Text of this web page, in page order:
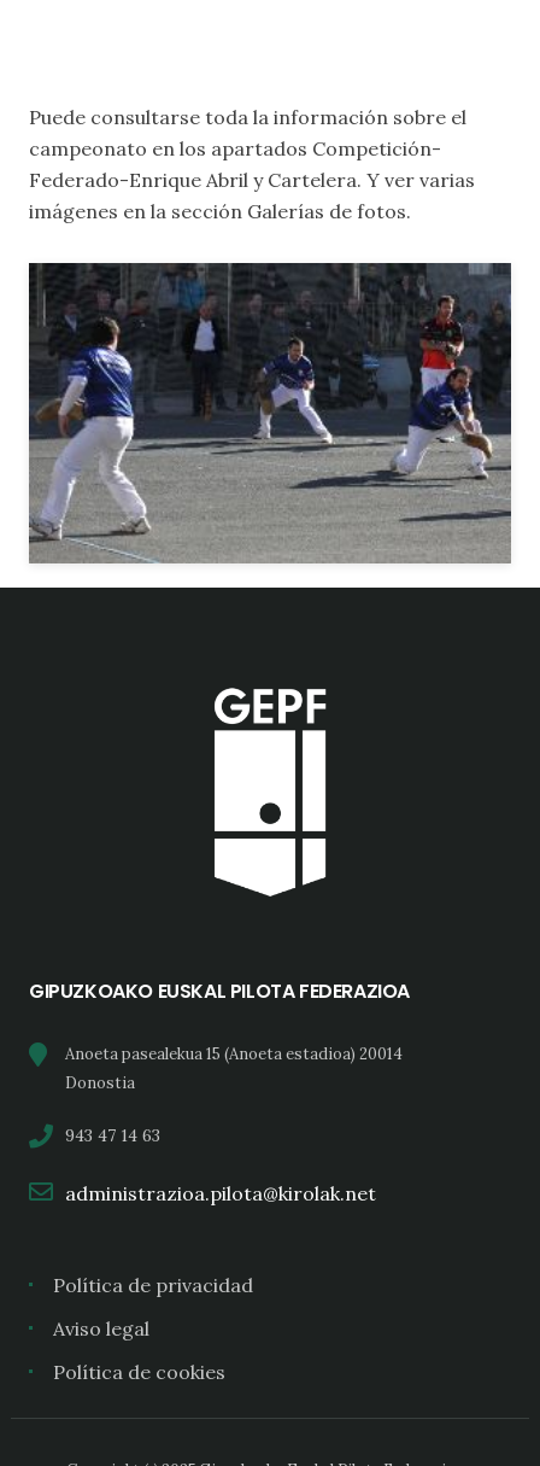
Puede consultarse toda la información sobre el
campeonato en los apartados Competición-
Federado-Enrique Abril y Cartelera. Y ver varias
imágenes en la sección Galerías de fotos.
GIPUZKOAKO EUSKAL PILOTA FEDERAZIOA
Anoeta pasealekua 15 (Anoeta estadioa) 20014
Donostia
943 47 14 63
administrazioa.pilota@kirolak.net
Política de privacidad
Aviso legal
Política de cookies